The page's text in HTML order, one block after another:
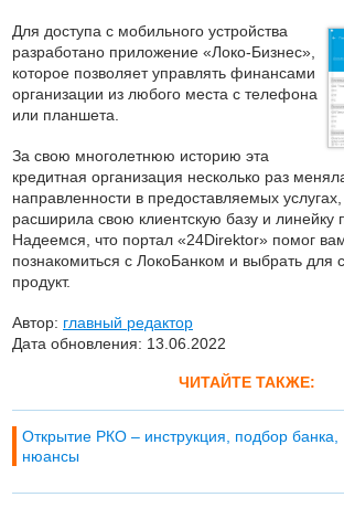
Для доступа с мобильного устройства
разработано приложение «Локо-Бизнес»,
которое позволяет управлять финансами
организации из любого места с телефона
или планшета.
За свою многолетнюю историю эта
кредитная организация несколько раз
направленности в предоставляемых
расширила свою клиентскую базу и линейку
Надеемся, что портал «24Direktor» помог
познакомиться с ЛокоБанком и выбрать для
продукт.
Автор: главный редактор
Дата обновления: 13.06.2022
ЧИТАЙТЕ ТАКЖЕ:
Открытие РКО – инструкция, подбор банка,
нюансы